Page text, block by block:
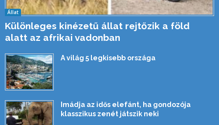
Állat
Különleges kinézetű állat rejtőzik a föld
alatt az afrikai vadonban
A világ 5 legkisebb országa
Imádja az idős elefánt, ha gondozója
klasszikus zenét játszik neki